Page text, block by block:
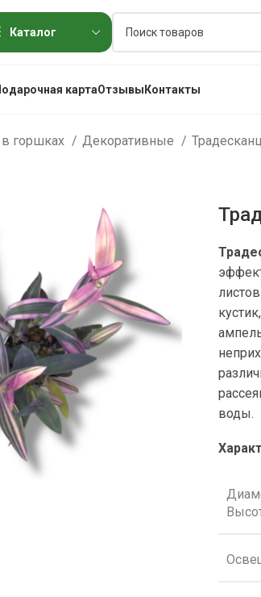
Каталог
картаОтзывы Контакты
в горшках Декоративные
увеличить
воды.